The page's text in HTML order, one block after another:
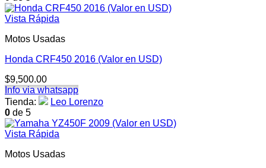
Vista Rápida
Motos Usadas
Honda CRF450 2016 (Valor en USD)
$9,500.00
Info via whatsapp
Tienda:
Leo Lorenzo
0 de 5
Vista Rápida
Motos Usadas